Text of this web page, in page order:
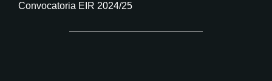
Convocatoria EIR 2024/25